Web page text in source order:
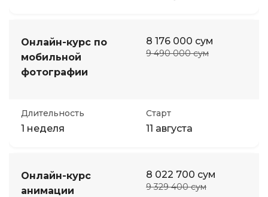
Онлайн-курс по
мобильной
фотографии
8 176 000 сум
9 490 000 сум
Длительность
1 неделя
Старт
11 августа
Онлайн-курс
анимации
8 022 700 сум
9 329 400 сум